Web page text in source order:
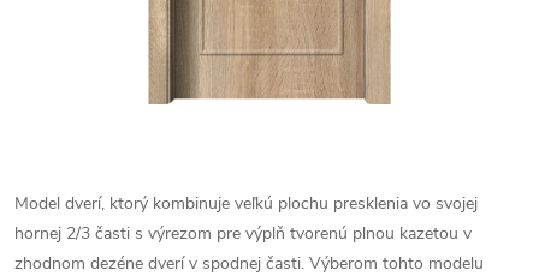
Model dverí, ktorý kombinuje veľkú plochu presklenia vo svojej
hornej 2/3 časti s výrezom pre výplň tvorenú plnou kazetou v
zhodnom dezéne dverí v spodnej časti. Výberom tohto modelu